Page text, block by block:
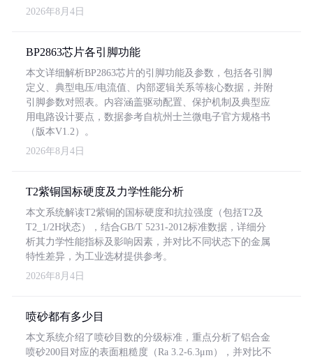
2026年8月4日
BP2863芯片各引脚功能
本文详细解析BP2863芯片的引脚功能及参数，包括各引脚
定义、典型电压/电流值、内部逻辑关系等核心数据，并附
引脚参数对照表。内容涵盖驱动配置、保护机制及典型应
用电路设计要点，数据参考自杭州士兰微电子官方规格书
（版本V1.2）。
2026年8月4日
T2紫铜国标硬度及力学性能分析
本文系统解读T2紫铜的国标硬度和抗拉强度（包括T2及
T2_1/2H状态），结合GB/T 5231-2012标准数据，详细分
析其力学性能指标及影响因素，并对比不同状态下的金属
特性差异，为工业选材提供参考。
2026年8月4日
喷砂都有多少目
本文系统介绍了喷砂目数的分级标准，重点分析了铝合金
喷砂200目对应的表面粗糙度（Ra 3.2-6.3μm），并对比不